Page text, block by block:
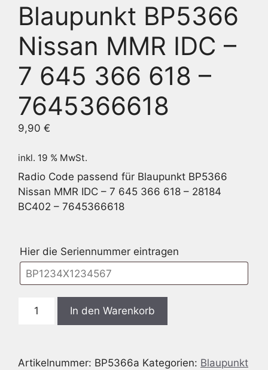
Blaupunkt BP5366
Nissan MMR IDC –
7 645 366 618 –
7645366618
9,90 €
inkl. 19 % MwSt.
Radio Code passend für Blaupunkt BP5366
Nissan MMR IDC – 7 645 366 618 – 28184
BC402 – 7645366618
Hier die Seriennummer eintragen
Blaupunkt
IDC
In den Warenkorb
Artikelnummer: BP5366a Kategorien: Blaupunkt